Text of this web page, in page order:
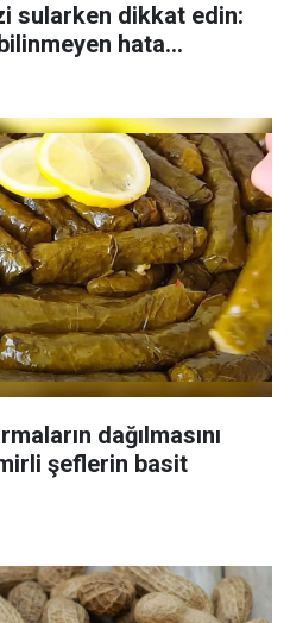
sularken dikkat edin:
hata...
dağılmasını
şeflerin basit